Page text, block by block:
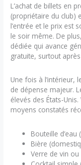
L’achat de billets en
(propriétaire du club)
l’entrée et le prix est
le soir même. De
dédiée qui avance
gratuite, surtout
Une fois à l’intérieur,
de dépense majeur.
élevés des États-
moyens constatés
Bouteille d’eau
Bière
Verre de vin